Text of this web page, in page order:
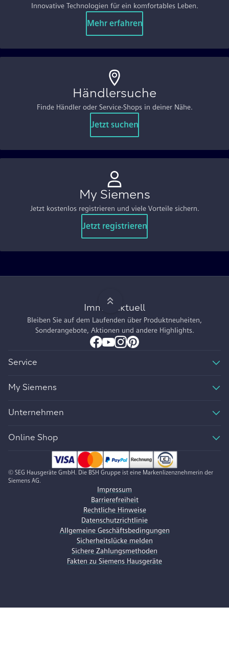
Innovative Technologien für ein komfortables Leben.
Mehr erfahren
Händlersuche
Finde Händler oder Service-Shops in deiner Nähe.
Jetzt suchen
My Siemens
Jetzt kostenlos registrieren und viele Vorteile sichern.
Jetzt registrieren
Immer aktuell
Bleiben Sie auf dem Laufenden über Produktneuheiten,
Sonderangebote, Aktionen und andere Highlights.
Service
My Siemens
Unternehmen
Online Shop
© SEG Hausgeräte GmbH. Die BSH Gruppe ist eine Markenlizenznehmerin der
Siemens AG.
Impressum
Barrierefreiheit
Rechtliche Hinweise
Datenschutzrichtlinie
Allgemeine Geschäftsbedingungen
Sicherheitslücke melden
Sichere Zahlungsmethoden
Fakten zu Siemens Hausgeräte